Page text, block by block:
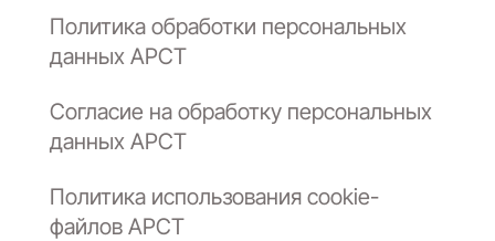
Политика обработки персональных
данных АРСТ
Согласие на обработку персональных
данных АРСТ
Политика использования cookie-
файлов АРСТ